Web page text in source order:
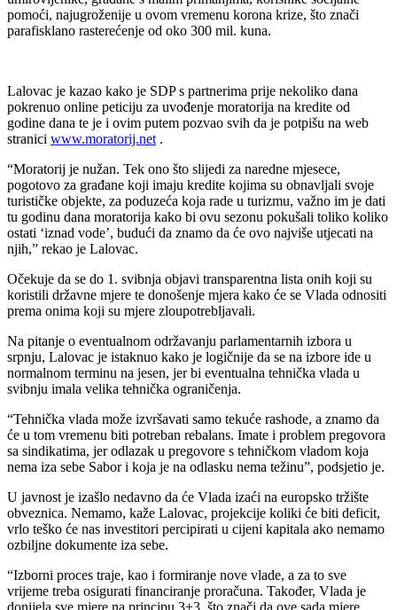
pomoći, najugroženije u ovom vremenu korona krize, što znači
parafisklano rasterećenje od oko 300 mil. kuna.
Lalovac je kazao kako je SDP s partnerima prije nekoliko dana
pokrenuo online peticiju za uvođenje moratorija na kredite od
godine dana te je i ovim putem pozvao svih da je potpišu na web
stranici www.moratorij.net .
“Moratorij je nužan. Tek ono što slijedi za naredne mjesece,
pogotovo za građane koji imaju kredite kojima su obnavljali svoje
turističke objekte, za poduzeća koja rade u turizmu, važno im je dati
tu godinu dana moratorija kako bi ovu sezonu pokušali toliko koliko
ostati ‘iznad vode’, budući da znamo da će ovo najviše utjecati na
njih,” rekao je Lalovac.
Očekuje da se do 1. svibnja objavi transparentna lista onih koji su
koristili državne mjere te donošenje mjera kako će se Vlada odnositi
prema onima koji su mjere zloupotrebljavali.
Na pitanje o eventualnom održavanju parlamentarnih izbora u
srpnju, Lalovac je istaknuo kako je logičnije da se na izbore ide u
normalnom terminu na jesen, jer bi eventualna tehnička vlada u
svibnju imala velika tehnička ograničenja.
“Tehnička vlada može izvršavati samo tekuće rashode, a znamo da
će u tom vremenu biti potreban rebalans. Imate i problem pregovora
sa sindikatima, jer odlazak u pregovore s tehničkom vladom koja
nema iza sebe Sabor i koja je na odlasku nema težinu”, podsjetio je.
U javnost je izašlo nedavno da će Vlada izaći na europsko tržište
obveznica. Nemamo, kaže Lalovac, projekcije koliki će biti deficit,
vrlo teško će nas investitori percipirati u cijeni kapitala ako nemamo
ozbiljne dokumente iza sebe.
“Izborni proces traje, kao i formiranje nove vlade, a za to sve
vrijeme treba osigurati financiranje proračuna. Također, Vlada je
donijela sve mjere na principu 3+3, što znači da ove sada mjere